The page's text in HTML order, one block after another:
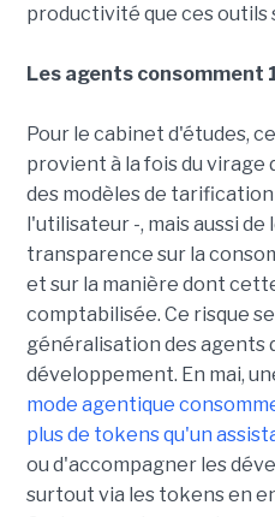
productivité que ces outils
Les agents consomment
Pour le cabinet d'études,
provient à la fois du virage
des modèles de
l'utilisateur -, mais aussi de
transparence sur la
et sur la manière dont
comptabilisée. Ce risque
généralisation des agents
développement. En mai,
mode agentique
plus de tokens qu'un
ou d'accompagner les
surtout via les tokens en